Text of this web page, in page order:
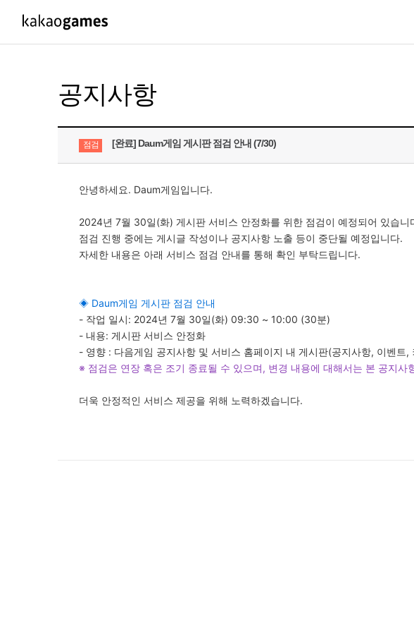
도깨비의세계
오딘: 발할라 라이징
아키에이지 워
패스 오브 엑자일 2
패스 오브 엑자일
공지사항
점검 [완료] Daum게임 게시판 점검 안내 (7/30)
안녕하세요. Daum게임입니다.
2024년 7월 30일(화) 게시판 서비스 안정화를 위한 점검이 예정되어 있습니
점검 진행 중에는 게시글 작성이나 공지사항 노출 등이 중단될 예정입니다.
자세한 내용은 아래 서비스 점검 안내를 통해 확인 부탁드립니다.
◈ Daum게임 게시판 점검 안내
- 작업 일시: 2024년 7월 30일(화) 09:30 ~ 10:00 (30분)
- 내용: 게시판 서비스 안정화
- 영향 : 다음게임 공지사항 및 서비스 홈페이지 내 게시판(공지사항, 이벤트,
※ 점검은 연장 혹은 조기 종료될 수 있으며, 변경 내용에 대해서는 본 공지사
더욱 안정적인 서비스 제공을 위해 노력하겠습니다.